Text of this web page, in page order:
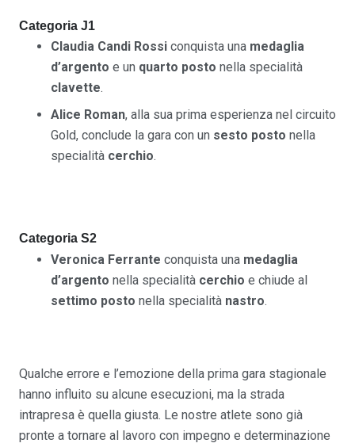
Categoria J1
Claudia Candi Rossi conquista una medaglia
d’argento e un quarto posto nella specialità
clavette.
Alice Roman, alla sua prima esperienza nel circuito
Gold, conclude la gara con un sesto posto nella
specialità cerchio.
Categoria S2
Veronica Ferrante conquista una medaglia
d’argento nella specialità cerchio e chiude al
settimo posto nella specialità nastro.
Qualche errore e l’emozione della prima gara stagionale
hanno influito su alcune esecuzioni, ma la strada
intrapresa è quella giusta. Le nostre atlete sono già
pronte a tornare al lavoro con impegno e determinazione